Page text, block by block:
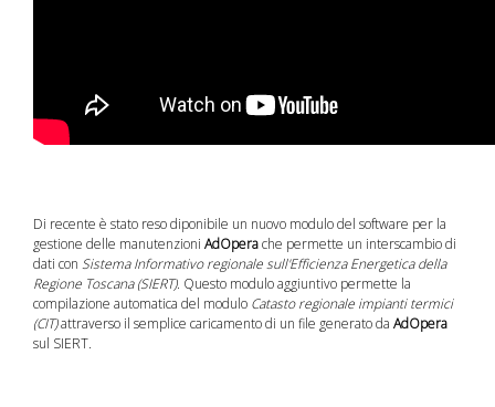
Di recente è stato reso diponibile un nuovo modulo del software per la
gestione delle manutenzioni AdOperache permette un interscambio di
dati con Sistema Informativo regionale sull'Efficienza Energetica della
Regione Toscana (SIERT). Questo modulo aggiuntivo permette la
compilazione automatica del modulo Catasto regionale impianti termici
(CIT)attraverso il semplice caricamento di un file generato da AdOpera
sul SIERT.